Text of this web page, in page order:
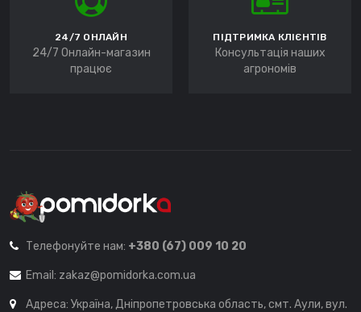
24/7 ОНЛАЙН
24/7 Онлайн-магазин
працює
ПІДТРИМКА КЛІЄНТІВ
Консультація наших
агрономів
Телефонуйте нам: +380 (67) 009 10 20
Email: zakaz@pomidorka.com.ua
Адреса: Україна, Дніпропетровська область, смт. Аули, вул.